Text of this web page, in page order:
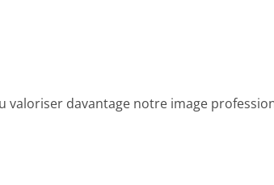
davantage notre image